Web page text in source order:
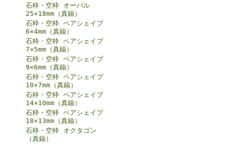
石枠・空枠 オーバル
25×18mm（真鍮）
石枠・空枠 ペアシェイプ
6×4mm（真鍮）
石枠・空枠 ペアシェイプ
7×5mm（真鍮）
石枠・空枠 ペアシェイプ
9×6mm（真鍮）
石枠・空枠 ペアシェイプ
10×7mm（真鍮）
石枠・空枠 ペアシェイプ
14×10mm（真鍮）
石枠・空枠 ペアシェイプ
18×13mm（真鍮）
石枠・空枠 オクタゴン
（真鍮）